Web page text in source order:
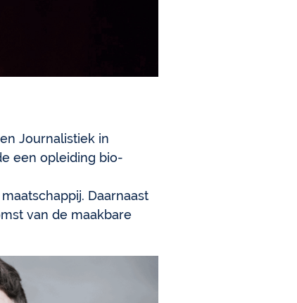
Journalistiek in
een opleiding bio-
Daarnaast
van de maakbare